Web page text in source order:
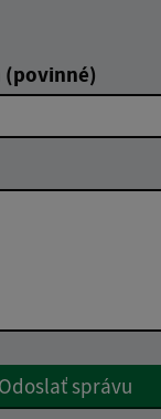
(povinné)
reCaptcha Response
Odoslať správu